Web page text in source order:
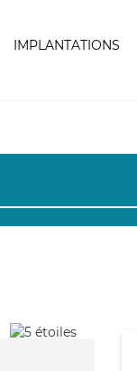
IMPLANTATIONS